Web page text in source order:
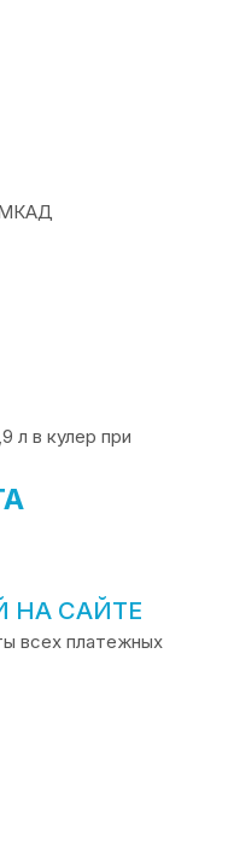
МКАД
л в кулер при
НА САЙТЕ
всех платежных